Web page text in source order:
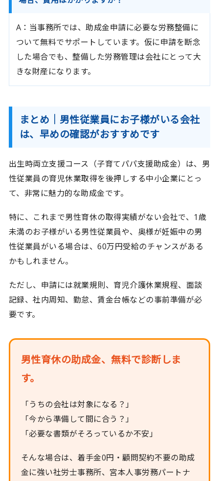
A：当事務所では、助成金申請に必要な労務整備に
ついて無料でサポートしています。仮に申請を断念
した場合でも、整備した労務管理は会社にとって大
きな財産になります。
まとめ｜男性従業員にお子様がいる会社
は、早めの確認がおすすめです
出生時両立支援コース（子育てパパ支援助成金）は、男
性従業員の育児休業取得を後押しする中小企業にとっ
て、非常に魅力的な助成金です。
特に、これまで男性育休の取得実績がない会社で、1歳
未満のお子様がいる男性従業員や、奥様が妊娠中の男
性従業員がいる場合は、60万円受給のチャンスがある
かもしれません。
ただし、申請には就業規則、育児介護休業規程、面談
記録、社内周知、勤怠、賃金台帳などの事前準備が必
要です。
男性育休の助成金、無料で診断しま
す。
「うちの会社は対象になる？」
「今から準備して間に合う？」
「必要な書類がそろっているか不安」
そんな場合は、着手金0円・顧問契約不要の助成
金に強い社労士事務所、宮本人事労務パートナ